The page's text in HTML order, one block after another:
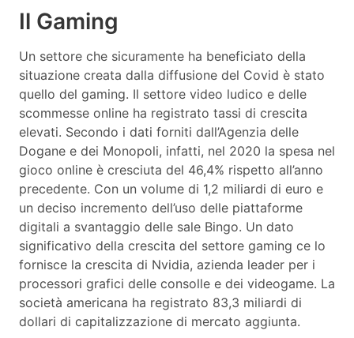
Il Gaming
Un settore che sicuramente ha beneficiato della
situazione creata dalla diffusione del Covid è stato
quello del gaming. Il settore video ludico e delle
scommesse online ha registrato tassi di crescita
elevati. Secondo i dati forniti dall’Agenzia delle
Dogane e dei Monopoli, infatti, nel 2020 la spesa nel
gioco online è cresciuta del 46,4% rispetto all’anno
precedente. Con un volume di 1,2 miliardi di euro e
un deciso incremento dell’uso delle piattaforme
digitali a svantaggio delle sale Bingo. Un dato
significativo della crescita del settore gaming ce lo
fornisce la crescita di Nvidia, azienda leader per i
processori grafici delle consolle e dei videogame. La
società americana ha registrato 83,3 miliardi di
dollari di capitalizzazione di mercato aggiunta.